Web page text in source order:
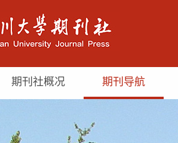
期刊社概况 期刊导航